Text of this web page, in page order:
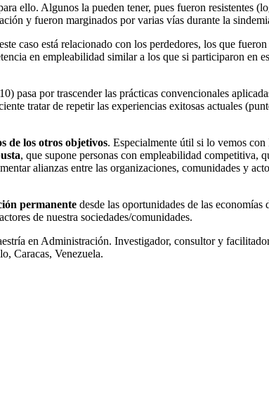
ello. Algunos la pueden tener, pues fueron resistentes
y fueron marginados por varias vías durante la
caso está relacionado con los perdedores, los que
en empleabilidad similar a los que si participaron en
pasa por trascender las prácticas convencionales
tratar de repetir las experiencias exitosas actuales
de los otros objetivos. Especialmente útil si lo vemos con
, que supone personas con empleabilidad competitiva,
alianzas entre las organizaciones, comunidades y
permanente desde las oportunidades de las
de nuestra sociedades/comunidades.
en Administración. Investigador, consultor y
Caracas, Venezuela.